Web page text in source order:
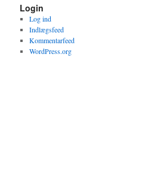
Login
Log ind
Indlægsfeed
Kommentarfeed
WordPress.org